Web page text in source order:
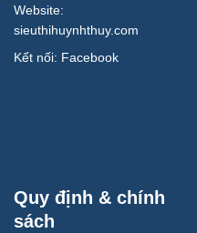
Website:
sieuthihuynhthuy.com
Kết nối: Facebook
Quy định & chính
sách